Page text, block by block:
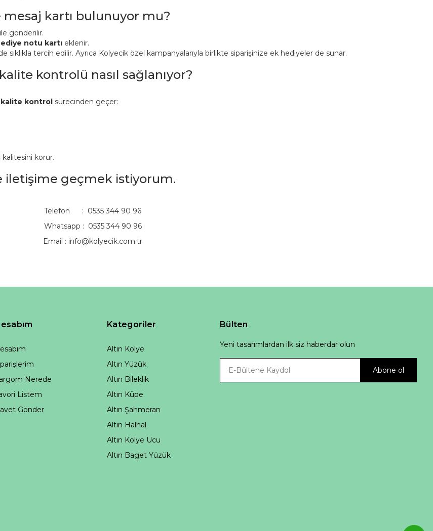
kartı bulunuyor mu?
ile gönderilir.
notu kartı eklenir.
tercih edilir. Ayrıca Kolyecik özel kampanyalarıyla birlikte siparişinize ek hediyeler de sunar.
kontrolü nasıl sağlanıyor?
kalite kontrol sürecinden geçer:
kalitesini korur.
iletişime geçmek istiyorum.
Telefon : 0535 344 90 96
Whatsapp : 0535 344 90 96
Email : info@kolyecik.com.tr
Nerede
Listem
Gönder
Kategoriler
Altın Kolye
Altın Yüzük
Altın Bileklik
Altın Küpe
Altın Şahmeran
Altın Halhal
Altın Kolye Ucu
Altın Baget Yüzük
Bülten
Yeni tasarımlardan ilk siz haberdar olun
Abone ol